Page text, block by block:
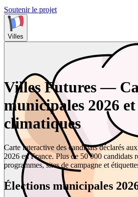
Soutenir le projet
Villes
Villes Futures —
municipales 2026
climatiques
Carte interactive des candidats déclarés
2026 en France. Plus de 50 000 candidats
programmes, sites de campagne et
Élections municipales